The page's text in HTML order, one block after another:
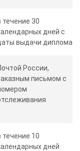
течение 30
дней с
выдачи диплома
России,
письмом с
течение 10
дней
мессенджер!